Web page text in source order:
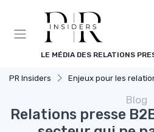
LE MÉDIA DES RELATIONS
PR Insiders Enjeux pour les relation
Blog
Relations presse